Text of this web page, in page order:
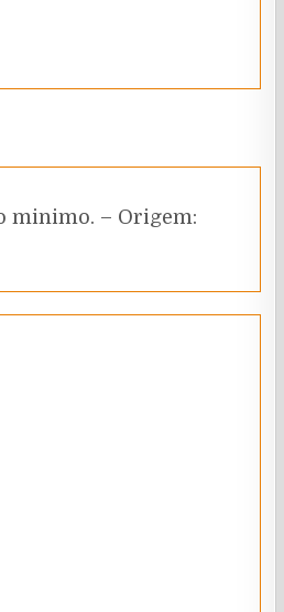
minimo. – Origem: